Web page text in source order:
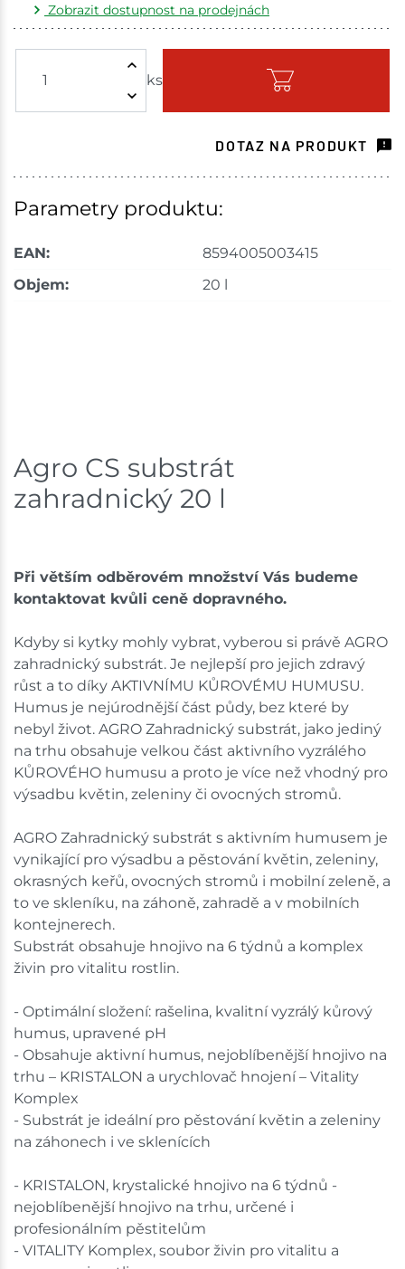
ks
Zobrazit dostupnost na prodejnách
Skladem - ihned k odeslání
Choceň 78 ks
Tišnov
Skladem na prodejně - doručení do 7 dnů
Mohelnice
Skladem na prodejně - doručení do 7 dnů
Nové Město
Skladem na prodejně - doručení do 7 dnů
Velká Bíteš
Skladem na prodejně - doručení do 7 dnů
135 ks
Skladové množství na prodejnách je pouze orientační.
Ceny na prodejnách se mohou lišit od cen na e-
shopu.
DOTAZ NA PRODUKT
Parametry produktu:
EAN:
8594005003415
Objem:
20 l
Agro CS substrát
zahradnický 20 l
Při větším odběrovém množství Vás budeme
kontaktovat kvůli ceně dopravného.
Kdyby si kytky mohly vybrat, vyberou si právě AGRO
zahradnický substrát. Je nejlepší pro jejich zdravý
růst a to díky AKTIVNÍMU KŮROVÉMU HUMUSU.
Humus je nejúrodnější část půdy, bez které by
nebyl život. AGRO Zahradnický substrát, jako jediný
na trhu obsahuje velkou část aktivního vyzrálého
KŮROVÉHO humusu a proto je více než vhodný pro
výsadbu květin, zeleniny či ovocných stromů.
AGRO Zahradnický substrát s aktivním humusem je
vynikající pro výsadbu a pěstování květin, zeleniny,
okrasných keřů, ovocných stromů i mobilní zeleně, a
to ve skleníku, na záhoně, zahradě a v mobilních
kontejnerech.
Substrát obsahuje hnojivo na 6 týdnů a komplex
živin pro vitalitu rostlin.
- Optimální složení: rašelina, kvalitní vyzrálý kůrový
humus, upravené pH
- Obsahuje aktivní humus, nejoblíbenější hnojivo na
trhu – KRISTALON a urychlovač hnojení – Vitality
Komplex
- Substrát je ideální pro pěstování květin a zeleniny
na záhonech i ve sklenících
- KRISTALON, krystalické hnojivo na 6 týdnů -
nejoblíbenější hnojivo na trhu, určené i
profesionálním pěstitelům
- VITALITY Komplex, soubor živin pro vitalitu a